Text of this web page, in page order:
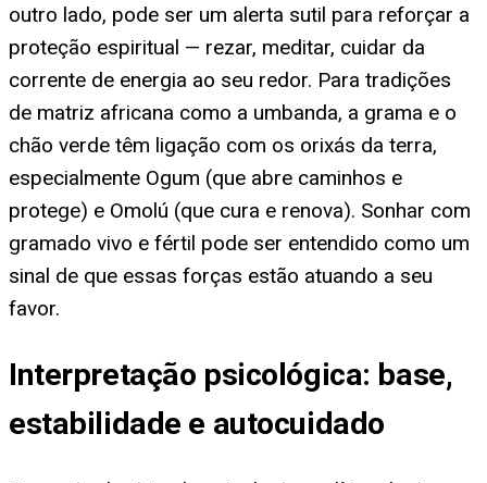
outro lado, pode ser um alerta sutil para reforçar a
proteção espiritual — rezar, meditar, cuidar da
corrente de energia ao seu redor. Para tradições
de matriz africana como a umbanda, a grama e o
chão verde têm ligação com os orixás da terra,
especialmente Ogum (que abre caminhos e
protege) e Omolú (que cura e renova). Sonhar com
gramado vivo e fértil pode ser entendido como um
sinal de que essas forças estão atuando a seu
favor.
Interpretação psicológica: base,
estabilidade e autocuidado